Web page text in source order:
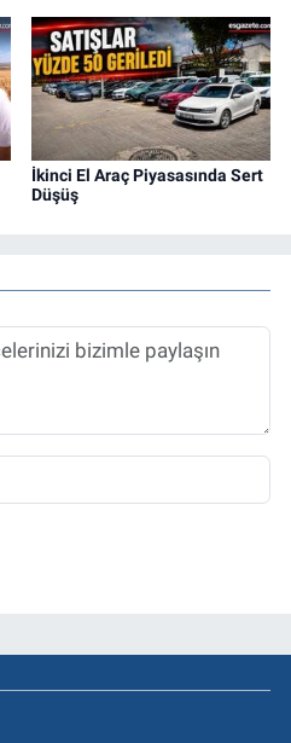
İkinci El Araç Piyasasında Sert
Düşüş